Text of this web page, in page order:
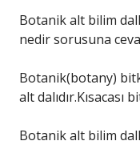
Botanik alt bilim
nedir sorusuna
Botanik(botany)
alt dalıdır.Kısacası
Botanik alt bilim